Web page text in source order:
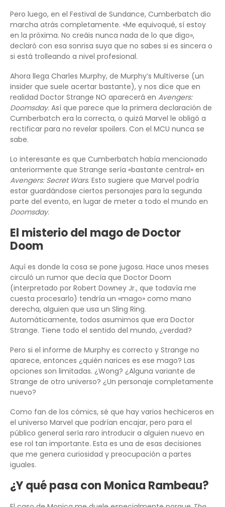
Pero luego, en el Festival de Sundance, Cumberbatch dio
marcha atrás completamente. «Me equivoqué, sí estoy
en la próxima. No creáis nunca nada de lo que digo»,
declaró con esa sonrisa suya que no sabes si es sincera o
si está trolleando a nivel profesional.
Ahora llega Charles Murphy, de Murphy’s Multiverse (un
insider que suele acertar bastante), y nos dice que en
realidad Doctor Strange NO aparecerá en Avengers:
Doomsday. Así que parece que la primera declaración de
Cumberbatch era la correcta, o quizá Marvel le obligó a
rectificar para no revelar spoilers. Con el MCU nunca se
sabe.
Lo interesante es que Cumberbatch había mencionado
anteriormente que Strange sería «bastante central» en
Avengers: Secret Wars. Esto sugiere que Marvel podría
estar guardándose ciertos personajes para la segunda
parte del evento, en lugar de meter a todo el mundo en
Doomsday.
El misterio del mago de Doctor
Doom
Aquí es donde la cosa se pone jugosa. Hace unos meses
circuló un rumor que decía que Doctor Doom
(interpretado por Robert Downey Jr., que todavía me
cuesta procesarlo) tendría un «mago» como mano
derecha, alguien que usa un Sling Ring.
Automáticamente, todos asumimos que era Doctor
Strange. Tiene todo el sentido del mundo, ¿verdad?
Pero si el informe de Murphy es correcto y Strange no
aparece, entonces ¿quién narices es ese mago? Las
opciones son limitadas. ¿Wong? ¿Alguna variante de
Strange de otro universo? ¿Un personaje completamente
nuevo?
Como fan de los cómics, sé que hay varios hechiceros en
el universo Marvel que podrían encajar, pero para el
público general sería raro introducir a alguien nuevo en
ese rol tan importante. Esta es una de esas decisiones
que me genera curiosidad y preocupación a partes
iguales.
¿Y qué pasa con Monica Rambeau?